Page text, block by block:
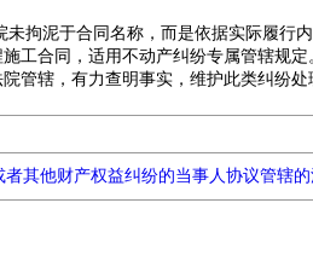
未拘泥于合同名称，而是依据实际履行
工合同，适用不动产纠纷专属管辖规
管辖，有力查明事实，维护此类纠纷处
者其他财产权益纠纷的当事人协议管辖